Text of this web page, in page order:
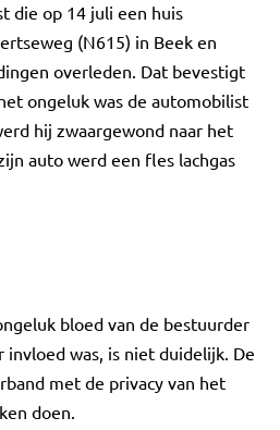
die op 14 juli een huis
(N615) in Beek en
overleden. Dat bevestigt
ongeluk was de automobilist
hij zwaargewond naar het
auto werd een fles lachgas
bloed van de bestuurder
was, is niet duidelijk. De
met de privacy van het
doen.